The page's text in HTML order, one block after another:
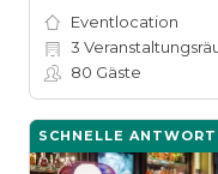
Eventlocation
3
80 Gäste
SCHNELLE ANTWORT